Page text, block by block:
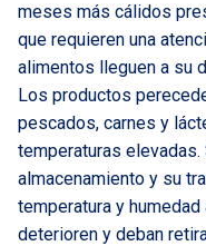
meses más cálidos
que requieren una
alimentos lleguen a su
Los productos
pescados, carnes y
temperaturas
almacenamiento y su
temperatura y
deterioren y deban